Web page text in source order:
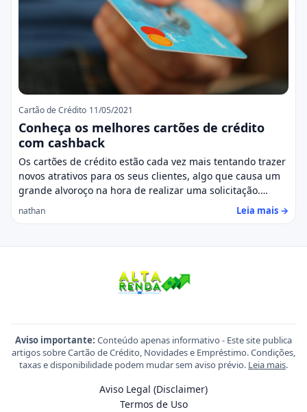
Cartão de Crédito 11/05/2021
Conheça os melhores cartões de crédito
com cashback
Os cartões de crédito estão cada vez mais tentando trazer
novos atrativos para os seus clientes, algo que causa um
grande alvoroço na hora de realizar uma solicitação.…
nathan Leia mais →
Aviso importante: Conteúdo apenas informativo - Este site publica
artigos sobre Cartão de Crédito, Novidades e Empréstimo. Condições,
taxas e disponibilidade podem mudar sem aviso prévio. Leia mais.
Aviso Legal (Disclaimer)
Termos de Uso